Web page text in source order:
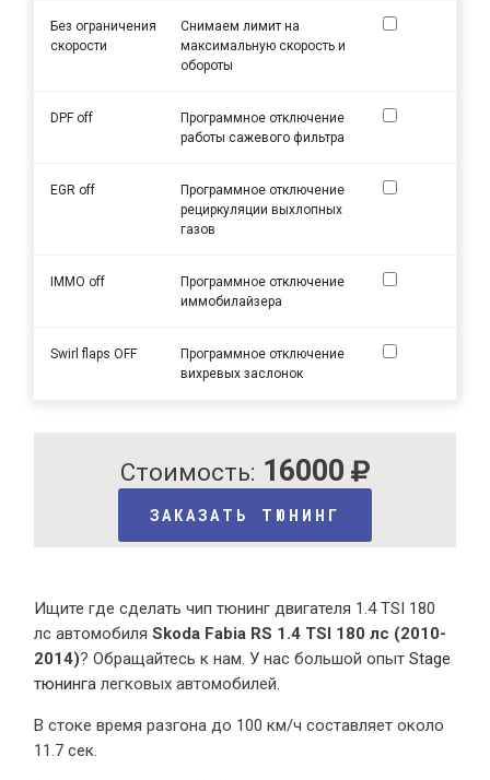
Без ограничения
скорости
Снимаем лимит на
максимальную скорость и
обороты
DPF off
Программное отключение
работы сажевого фильтра
EGR off
Программное отключение
рециркуляции выхлопных
газов
IMMO off
Программное отключение
иммобилайзера
Swirl flaps OFF
Программное отключение
вихревых заслонок
Стоимость: 16000
ЗАКАЗАТЬ ТЮНИНГ
Ищите где сделать чип тюнинг двигателя 1.4 TSI 180
лс автомобиляSkoda Fabia RS 1.4 TSI 180 лс (2010-
2014)? Обращайтесь к нам. У нас большой опытStage
тюнинга легковых автомобилей.
В стоке время разгонадо 100 км/ч составляет около
11.7 сек.